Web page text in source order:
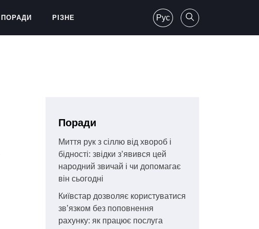
ПОРАДИ РІЗНЕ Рус
Поради
Миття рук з сіллю від хвороб і
бідності: звідки з’явився цей
народний звичай і чи допомагає
він сьогодні
Київстар дозволяє користуватися
зв’язком без поповнення
рахунку: як працює послуга